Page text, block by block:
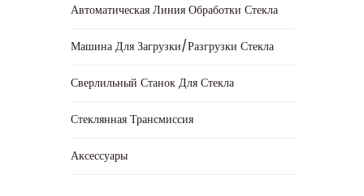
Автоматическая Линия Обработки Стекла
Машина Для Загрузки/разгрузки Стекла
Сверлильный Станок Для Стекла
Стеклянная Трансмиссия
‎Аксессуары